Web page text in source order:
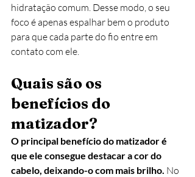
hidratação comum. Desse modo, o seu
foco é apenas espalhar bem o produto
para que cada parte do fio entre em
contato com ele.
Quais são os
benefícios do
matizador?
O principal benefício do matizador é
que ele consegue destacar a cor do
cabelo, deixando-o com mais brilho. No